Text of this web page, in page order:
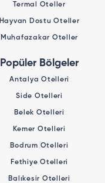
Termal Oteller
Hayvan Dostu Oteller
Muhafazakar Oteller
Popüler Bölgeler
Antalya Otelleri
Side Otelleri
Belek Otelleri
Kemer Otelleri
Bodrum Otelleri
Fethiye Otelleri
Balıkesir Otelleri